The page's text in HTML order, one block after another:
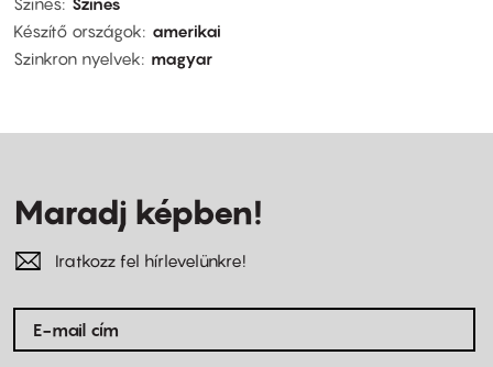
Készítő országok
amerikai
Szinkron nyelvek
magyar
Maradj képben!
Iratkozz fel hírlevelünkre!